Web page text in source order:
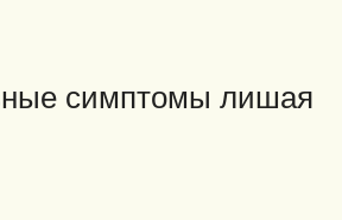
симптомы лишая